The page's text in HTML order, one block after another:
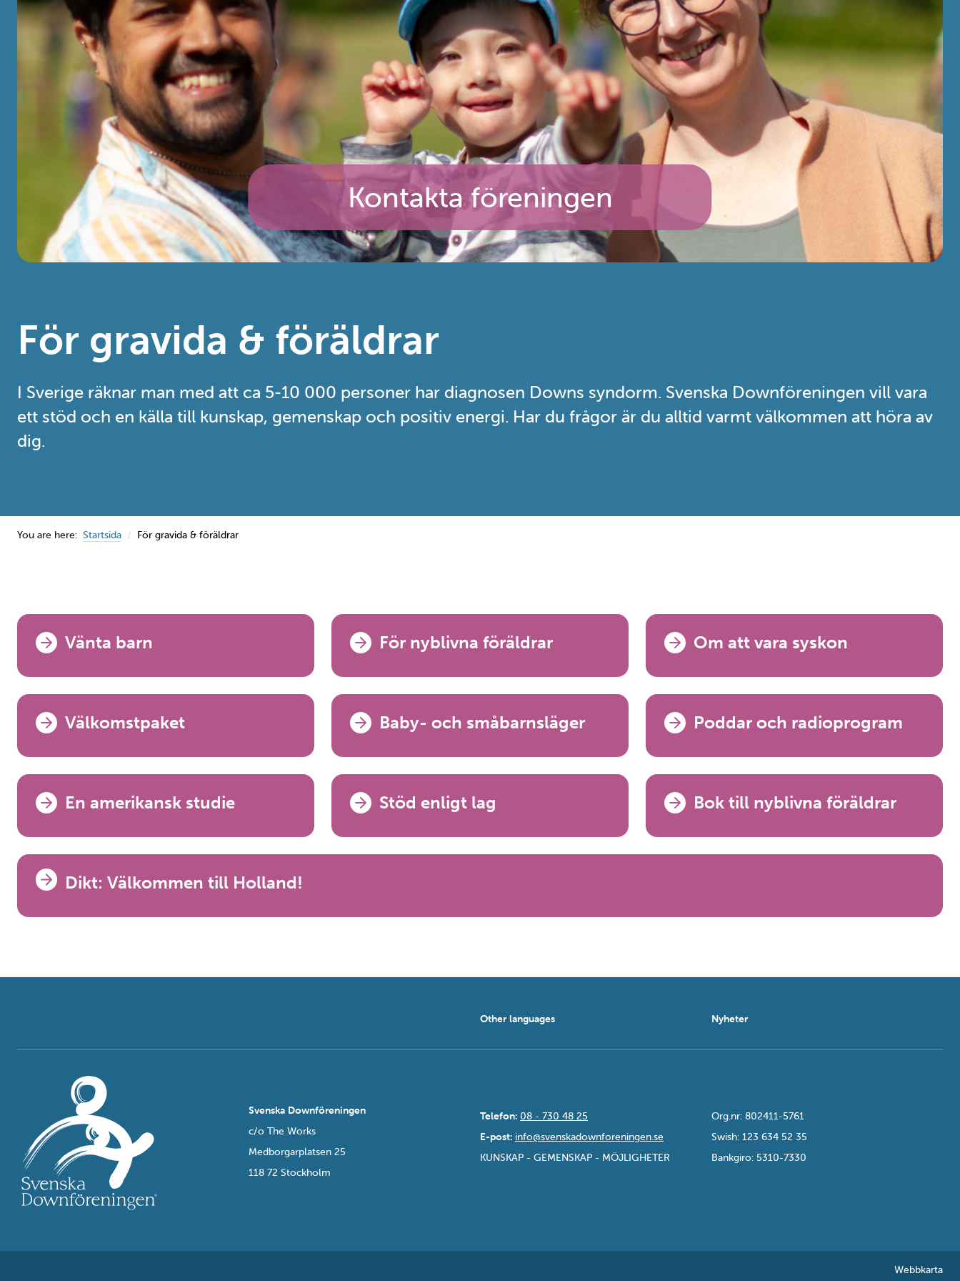
Kontakta föreningen
För gravida & föräldrar
I Sverige räknar man med att ca 5-10 000 personer har diagnosen Downs syndorm. Svenska Downföreningen vill vara
ett stöd och en källa till kunskap, gemenskap och positiv energi. Har du frågor är du alltid varmt välkommen att höra av
dig.
You are here: Startsida För gravida & föräldrar
Navigation
Vänta barn
För nyblivna föräldrar Om att vara syskon
Välkomstpaket Baby- och småbarnsläger Poddar och radioprogram
En amerikansk studie Stöd enligt lag Bok till nyblivna föräldrar
Dikt: Välkommen till Holland!
Other languages Nyheter
Svenska Downföreningen
c/o The Works
Medborgarplatsen 25
118 72 Stockholm
Telefon: 08 - 730 48 25
E-post: info@svenskadownforeningen.se
KUNSKAP - GEMENSKAP - MÖJLIGHETER
Org.nr: 802411-5761
Swish: 123 634 52 35
Bankgiro: 5310-7330
Webbkarta